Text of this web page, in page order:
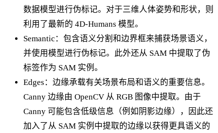
数据模型进行伪标记。对于三维人体姿势和形状，则
利用了最新的 4D-Humans 模型。
Semantic：包含语义分割和边界框来捕获场景语义，
并使用模型进行伪标记。此外还从 SAM 中提取了伪
标签作为 SAM 实例。
Edges：边缘承载有关场景布局和语义的重要信息。
Canny 边缘由 OpenCV 从 RGB 图像中提取。由于
Canny 可能包含低级信息（例如阴影边缘），因此还
加入了从 SAM 实例中提取的边缘以获得更具语义的